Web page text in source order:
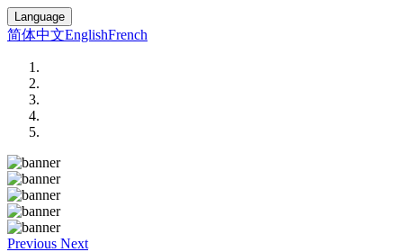
Language
简体中文EnglishFrench
Previous Next